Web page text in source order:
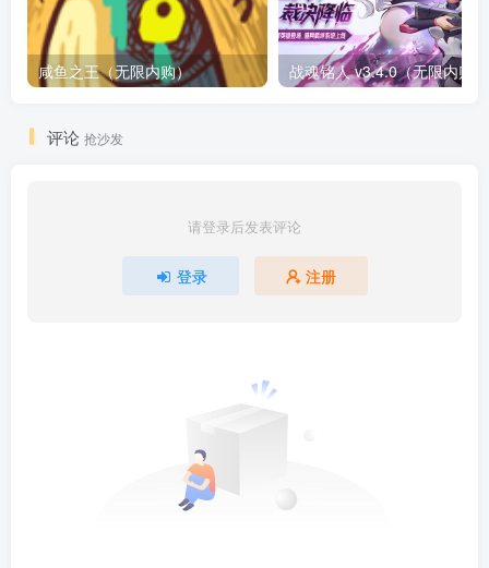
咸鱼之王（无限内购）
评论 抢沙发
请登录后发表评论
登录 注册